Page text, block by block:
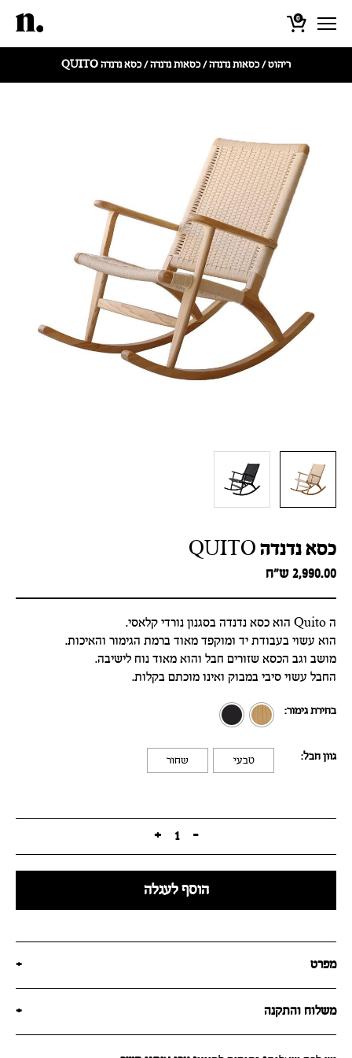
0
ריהוט/כסאות נדנדה/כסאות נדנדה/ כסא נדנדה QUITO
כסא נדנדה QUITO
2,990.00 ש״ח
ה Quito הוא כסא נדנדה בסגנון נורדי קלאסי.
הוא עשוי בעבודת יד ומוקפד מאוד ברמת הגימור והאיכות.
מושב וגב הכסא שזורים חבל והוא מאוד נוח לישיבה.
החבל עשוי סיבי במבוק ואינו מוכתם בקלות.
בחירת גימור:
גוון חבל: טבעי שחור
-
1
+
הוסף לעגלה
מפרט +
משלוח והתקנה +